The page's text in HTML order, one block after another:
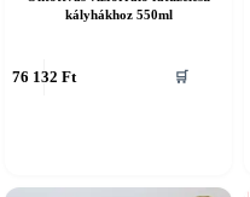
kályhákhoz 550ml
76 132 Ft 🛒